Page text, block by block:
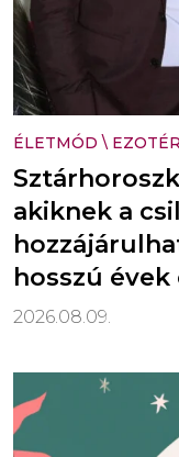
ÉLETMÓD \
akiknek a
hosszú
2026.08.09.